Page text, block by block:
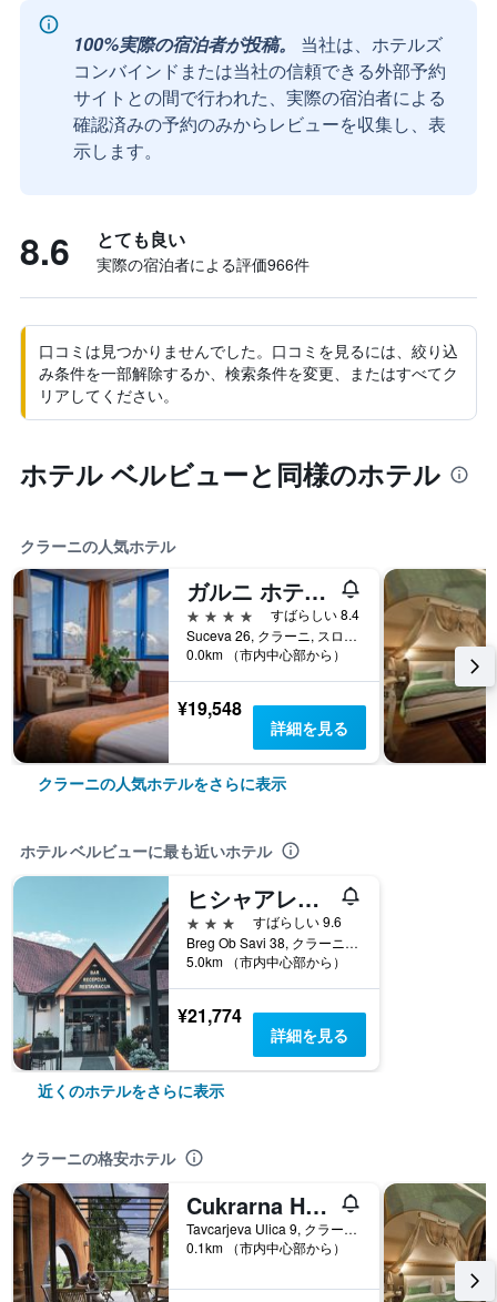
100%実際の宿泊者が投稿。
当社は、ホテルズ
コンバインドまたは当社の信頼できる外部予約
サイトとの間で行われた、実際の宿泊者による
確認済みの予約のみからレビューを収集し、表
示します。
8.6 とても良い
実際の宿泊者による評価966​件
口コミは見つかりませんでした。口コミを見るには、絞り込
み条件を一部解除するか、検索条件を変更、またはすべてク
リアしてください。
ホテル ベルビューと同様のホテル
クラーニの人気ホテル
ガルニ ホテル アズール
4つ星
すばらしい 8.4
Suceva 26, クラーニ, スロベニア
0.0km （市内中心部から）
¥19,548
詳細を見る
クラーニの人気ホテルをさらに表示
ホテル ベルビューに最も近いホテル
ヒシャアレシュ
3つ星
すばらしい 9.6
Breg Ob Savi 38, クラーニ, スロベニア
5.0km （市内中心部から）
¥21,774
詳細を見る
近くのホテルをさらに表示
クラーニの格安ホテル
Cukrarna Hostel
Tavcarjeva Ulica 9, クラーニ, スロベニア
0.1km （市内中心部から）